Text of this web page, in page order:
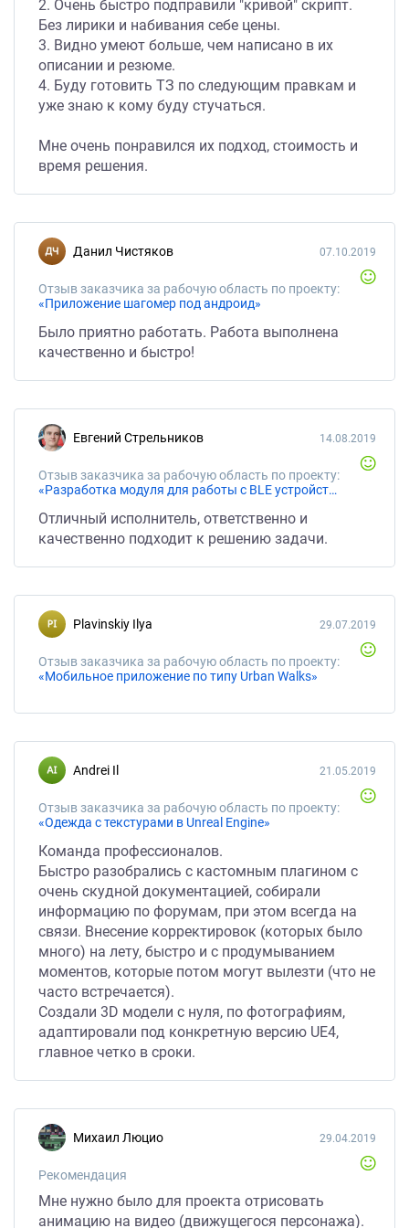
2. Очень быстро подправили "кривой" скрипт.
Без лирики и набивания себе цены.
3. Видно умеют больше, чем написано в их
описании и резюме.
4. Буду готовить ТЗ по следующим правкам и
уже знаю к кому буду стучаться.
Мне очень понравился их подход, стоимость и
время решения.
Данил Чистяков
Отзыв заказчика за рабочую область по проекту:
«Приложение шагомер под андроид»
07.10.2019
Было приятно работать. Работа выполнена
качественно и быстро!
Евгений Стрельников
Отзыв заказчика за рабочую область по проекту:
«Разработка модуля для работы с BLE устройствами Android»
14.08.2019
Отличный исполнитель, ответственно и
качественно подходит к решению задачи.
Plavinskiy Ilya
Отзыв заказчика за рабочую область по проекту:
«Мобильное приложение по типу Urban Walks»
29.07.2019
Andrei Il
Отзыв заказчика за рабочую область по проекту:
«Одежда с текстурами в Unreal Engine»
21.05.2019
Команда профессионалов.
Быстро разобрались с кастомным плагином с
очень скудной документацией, собирали
информацию по форумам, при этом всегда на
связи. Внесение корректировок (которых было
много) на лету, быстро и с продумыванием
моментов, которые потом могут вылезти (что не
часто встречается).
Создали 3D модели с нуля, по фотографиям,
адаптировали под конкретную версию UE4,
главное четко в сроки.
Михаил Люцио
Рекомендация
29.04.2019
Мне нужно было для проекта отрисовать
анимацию на видео (движущегося персонажа).